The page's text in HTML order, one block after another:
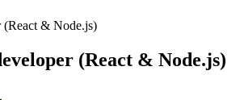
& Node.js)
(React & Node.js)